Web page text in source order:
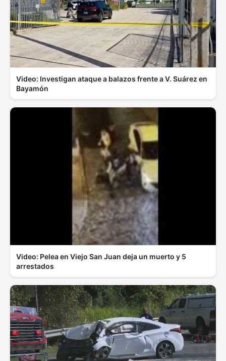
Video: Investigan ataque a balazos frente a V. Suárez en
Bayamón
Video: Pelea en Viejo San Juan deja un muerto y 5
arrestados